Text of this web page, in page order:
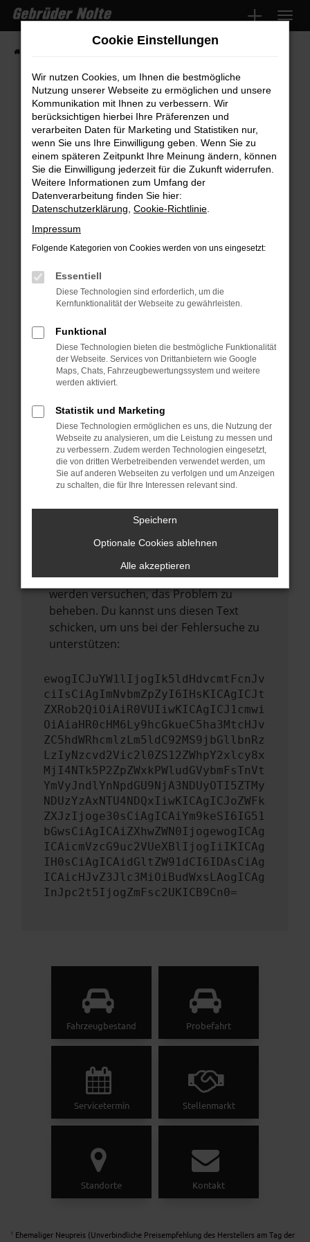
Zum
Hauptinhalt
springen
Fehler: Network Error
Beim Laden ist ein Fehler aufgetreten.
Hier sind ein paar Tipps, die dir helfen können:
Überprüfe deine Firewall und deine
Internetverbindung.
Manche Erweiterungen, wie Werbeblocker,
können das Laden bestimmter Seiten
verhindern. Funktioniert die Seite in einem
anderen Browser oder in einem privaten
Fenster?
Starte dein Gerät neu.
Das kann manchmal helfen,
Stelle sicher, dass dein Browser und dein
Betriebssystem auf dem neuesten Stand
sind.
Veraltete Software birgt nicht nur ein
Sicherheitsrisiko, sondern kann auch dazu
führen, dass bestimmte Funktionen nicht
mehr unterstützt werden.
Wende dich an den Webseitenbetreiber.
Wenn du alle oben genannten Schritte
versucht hast, kontaktiere uns bitte. Wir
werden versuchen, das Problem zu
beheben. Du kannst uns diesen Text
schicken, um uns bei der Fehlersuche zu
unterstützen:
ewogICJuYW1lIjogIk5ldHdvcmtFcnJv
ciIsCiAgImNvbmZpZyI6IHsKICAgICJt
ZXRob2QiOiAiR0VUIiwKICAgICJ1cmwi
OiAiaHR0cHM6Ly9hcGkueC5ha3MtcHJv
ZC5hdWRhcmlzLm5ldC92MS9jbGllbnRz
LzIyNzcvd2Vic2l0ZS12ZWhpY2xlcy8x
MjI4NTk5P2ZpZWxkPWludGVybmFsTnVt
YmVyJndlYnNpdGU9NjA3NDUyOTI5ZTMy
NDUzYzAxNTU4NDQxIiwKICAgICJoZWFk
ZXJzIjoge30sCiAgICAiYm9keSI6IG51
bGwsCiAgICAiZXhwZWN0IjogewogICAg
ICAicmVzcG9uc2VUeXBlIjogIiIKICAg
IH0sCiAgICAidGltZW91dCI6IDAsCiAg
ICAicHJvZ3Jlc3MiOiBudWxsLAogICAg
InJpc2t5IjogZmFsc2UKICB9Cn0=
Fahrzeugbestand Probefahrt
Servicetermin Stellenmarkt
Standorte Kontakt
1
Ehemaliger Neupreis (Unverbindliche Preisempfehlung des Herstellers am Tag der
Cookie Einstellungen
Wir nutzen Cookies, um Ihnen die bestmögliche
Nutzung unserer Webseite zu ermöglichen und unsere
Kommunikation mit Ihnen zu verbessern. Wir
berücksichtigen hierbei Ihre Präferenzen und
verarbeiten Daten für Marketing und Statistiken nur,
wenn Sie uns Ihre Einwilligung geben. Wenn Sie zu
einem späteren Zeitpunkt Ihre Meinung ändern, können
Sie die Einwilligung jederzeit für die Zukunft widerrufen.
Weitere Informationen zum Umfang der
Datenverarbeitung finden Sie hier:
Datenschutzerklärung Cookie-Richtlinie
Impressum
Folgende Kategorien von Cookies werden von uns eingesetzt:
Essentiell
Diese Technologien sind erforderlich, um die
Kernfunktionalität der Webseite zu gewährleisten.
Funktional
Diese Technologien bieten die bestmögliche Funktionalität
der Webseite. Services von Drittanbietern wie Google
Maps, Chats, Fahrzeugbewertungssystem und weitere
werden aktiviert.
Statistik und Marketing
Diese Technologien ermöglichen es uns, die Nutzung der
Webseite zu analysieren, um die Leistung zu messen und
zu verbessern. Zudem werden Technologien eingesetzt,
die von dritten Werbetreibenden verwendet werden, um
Sie auf anderen Webseiten zu verfolgen und um Anzeigen
zu schalten, die für Ihre Interessen relevant sind.
Speichern
Optionale Cookies ablehnen
Alle akzeptieren